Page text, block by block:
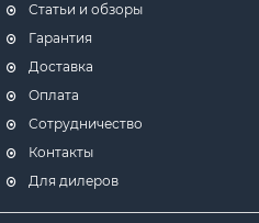
Статьи и обзоры
Гарантия
Доставка
Оплата
Сотрудничество
Контакты
Для дилеров